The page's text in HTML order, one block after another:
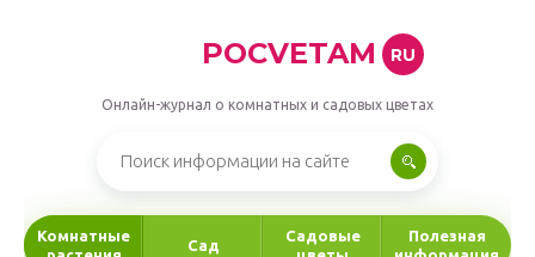
POCVETAM RU
Онлайн-журнал о комнатных и садовых цветах
Комнатные
Сад
Садовые
Полезная